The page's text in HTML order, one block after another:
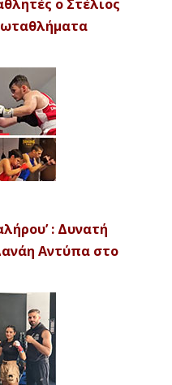
ο Στέλιος
: Δυνατή
Αντύπα στο